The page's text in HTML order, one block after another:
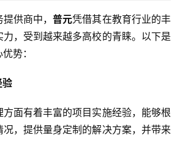
提供商中，普元凭借其在教育行业的丰
，受到越来越多高校的青睐。以下是
势：
验
面有着丰富的项目实施经验，能够根
，提供量身定制的解决方案，并带来